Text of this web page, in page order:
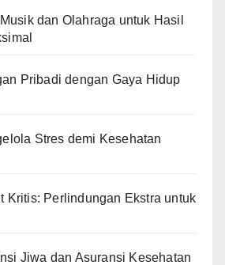
dan Olahraga untuk Hasil
Pribadi dengan Gaya Hidup
Stres demi Kesehatan
Kritis: Perlindungan Ekstra untuk
Jiwa dan Asuransi Kesehatan